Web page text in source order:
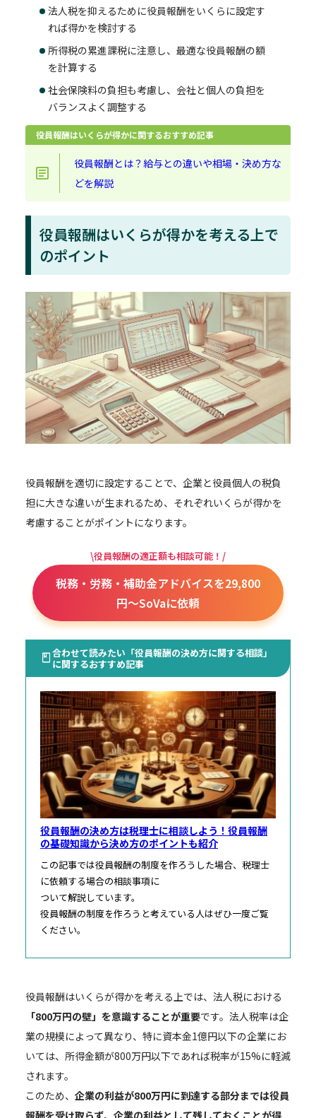
法人税を抑えるために役員報酬をいくらに設定す
れば得かを検討する
所得税の累進課税に注意し、最適な役員報酬の額
を計算する
社会保険料の負担も考慮し、会社と個人の負担を
バランスよく調整する
役員報酬はいくらが得かに関するおすすめ記事
役員報酬とは？給与との違いや相場・決め方な
どを解説
役員報酬はいくらが得かを考える上で
のポイント
役員報酬を適切に設定することで、企業と役員個人の税負
担に大きな違いが生まれるため、それぞれいくらが得かを
考慮することがポイントになります。
\役員報酬の適正額も相談可能！/
税務・労務・補助金アドバイスを29,800
円～SoVaに依頼
合わせて読みたい「役員報酬の決め方に関する相談」
に関するおすすめ記事
役員報酬の決め方は税理士に相談しよう！役員報酬
の基礎知識から決め方のポイントも紹介
この記事では役員報酬の制度を作ろうした場合、税理士
に依頼する場合の相談事項に
ついて解説しています。
役員報酬の制度を作ろうと考えている人はぜひ一度ご覧
ください。
役員報酬はいくらが得かを考える上では、法人税における
「800万円の壁」を意識することが重要です。法人税率は企
業の規模によって異なり、特に資本金1億円以下の企業にお
いては、所得金額が800万円以下であれば税率が15%に軽減
されます。
このため、 企業の利益が800万円に到達する部分までは役員